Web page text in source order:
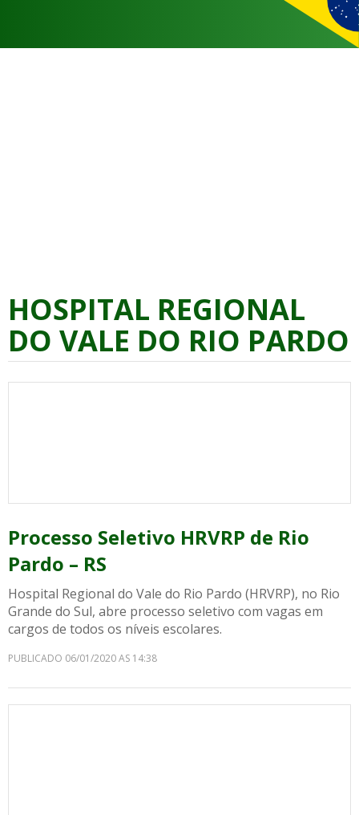
HOSPITAL REGIONAL
DO VALE DO RIO PARDO
Processo Seletivo HRVRP de Rio
Pardo – RS
Hospital Regional do Vale do Rio Pardo (HRVRP), no Rio
Grande do Sul, abre processo seletivo com vagas em
cargos de todos os níveis escolares.
PUBLICADO 06/01/2020 AS 14:38